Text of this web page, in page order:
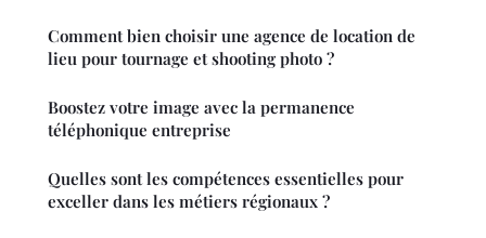
Comment bien choisir une agence de location de
lieu pour tournage et shooting photo ?
Boostez votre image avec la permanence
téléphonique entreprise
Quelles sont les compétences essentielles pour
exceller dans les métiers régionaux ?